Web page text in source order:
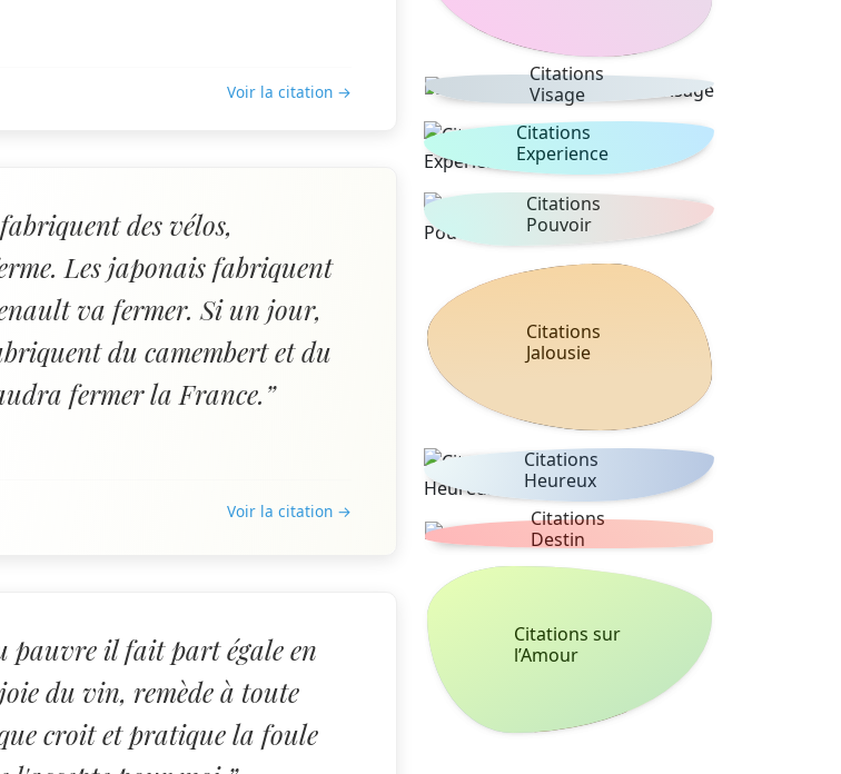
Voir la citation →
des vélos,
Les japonais fabriquent
va fermer. Si un jour,
du camembert et du
fermer la France.”
Voir la citation →
pauvre il fait part égale en
du vin, remède à toute
croit et pratique la foule
Citations
Visage
Citations
Experience
Citations
Pouvoir
Citations
Jalousie
Citations
Heureux
Citations
Destin
Citations sur
l’Amour